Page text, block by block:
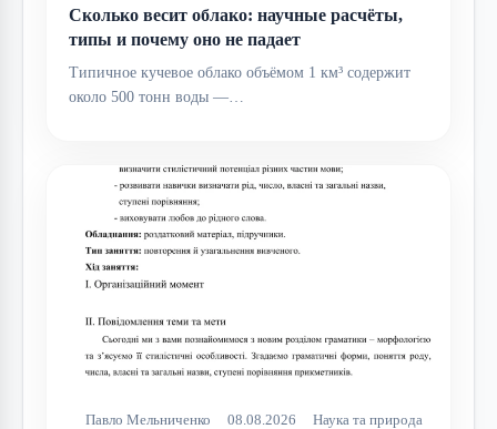
Сколько весит облако: научные расчёты,
типы и почему оно не падает
Типичное кучевое облако объёмом 1 км³ содержит
около 500 тонн воды —…
Павло Мельниченко 08.08.2026 Наука та природа